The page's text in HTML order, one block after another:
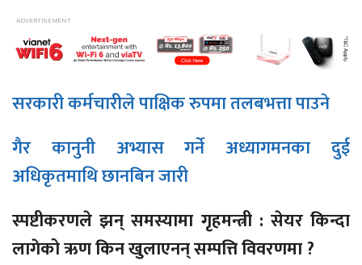
सरकारी कर्मचारीले पाक्षिक रुपमा तलबभत्ता पाउने
गैर कानुनी अभ्यास गर्ने अध्यागमनका दुई
अधिकृतमाथि छानबिन जारी
स्पष्टीकरणले झन् समस्यामा गृहमन्त्री : सेयर किन्दा
लागेको ऋण किन खुलाएनन् सम्पत्ति विवरणमा ?